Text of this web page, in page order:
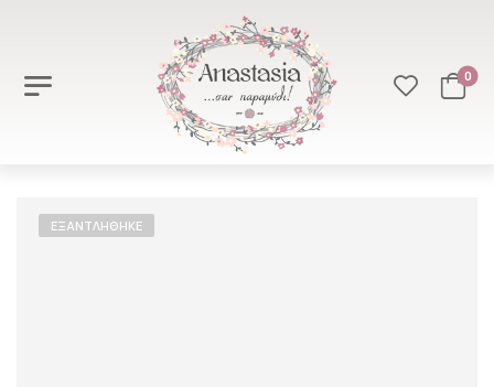
0
ΕΞΑΝΤΛΉΘΗΚΕ